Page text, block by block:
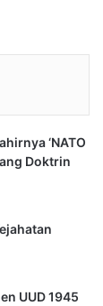
‘NATO
Doktrin
UUD 1945